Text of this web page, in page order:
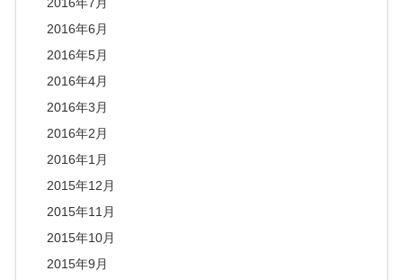
2016年7月
2016年6月
2016年5月
2016年4月
2016年3月
2016年2月
2016年1月
2015年12月
2015年11月
2015年10月
2015年9月